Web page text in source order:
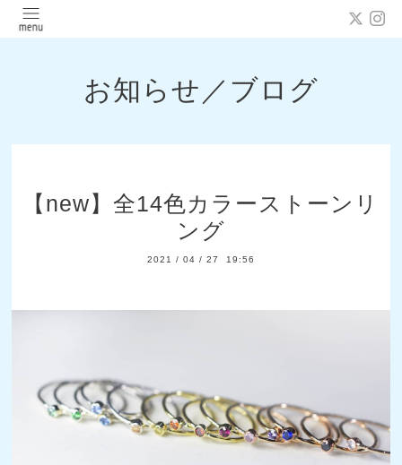
お知らせ／ブログ
【new】全14色カラーストーンリ
ング
2021 / 04 / 27 19:56